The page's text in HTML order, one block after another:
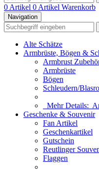
0 Artikel 0 Artikel Warenkorb
Navigation
Alte Schätze
Armbrüste, Bögen &
Armbrust
Armbrüste
Bögen
Schleudern/
Mehr Details:
Geschenke & Souvenir
Fan Artikel
Geschenkartikel
Gutschein
Reutlinger
Flaggen